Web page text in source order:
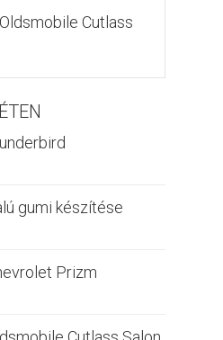
Cutlass
gumi készítése
Prizm